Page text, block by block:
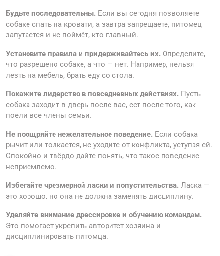
Будьте последовательны. Если вы сегодня позволяете
собаке спать на кровати, а завтра запрещаете, питомец
запутается и не поймёт, кто главный.
Установите правила и придерживайтесь их. Определите,
что разрешено собаке, а что — нет. Например, нельзя
лезть на мебель, брать еду со стола.
Покажите лидерство в повседневных действиях. Пусть
собака заходит в дверь после вас, ест после того, как
поели все члены семьи.
Не поощряйте нежелательное поведение. Если собака
рычит или толкается, не уходите от конфликта, уступая ей.
Спокойно и твёрдо дайте понять, что такое поведение
неприемлемо.
Избегайте чрезмерной ласки и попустительства. Ласка —
это хорошо, но она не должна заменять дисциплину.
Уделяйте внимание дрессировке и обучению командам.
Это помогает укрепить авторитет хозяина и
дисциплинировать питомца.